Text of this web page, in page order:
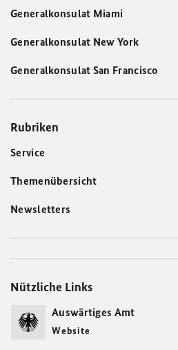
Generalkonsulat Miami
Generalkonsulat New York
Generalkonsulat San Francisco
Rubriken
Service
Themenübersicht
Newsletters
Nützliche Links
Auswärtiges Amt
Website